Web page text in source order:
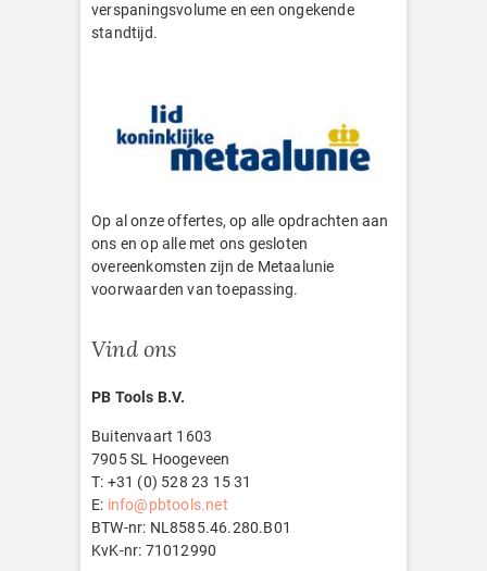
verspaningsvolume en een ongekende
standtijd.
Op al onze offertes, op alle opdrachten aan
ons en op alle met ons gesloten
overeenkomsten zijn de Metaalunie
voorwaarden van toepassing.
Vind ons
PB Tools B.V.
Buitenvaart 1603
7905 SL Hoogeveen
T: +31 (0) 528 23 15 31
E: info@pbtools.net
BTW-nr: NL8585.46.280.B01
KvK-nr: 71012990